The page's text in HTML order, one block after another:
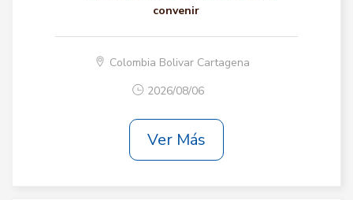
convenir
Colombia Bolivar Cartagena
2026/08/06
Ver Más